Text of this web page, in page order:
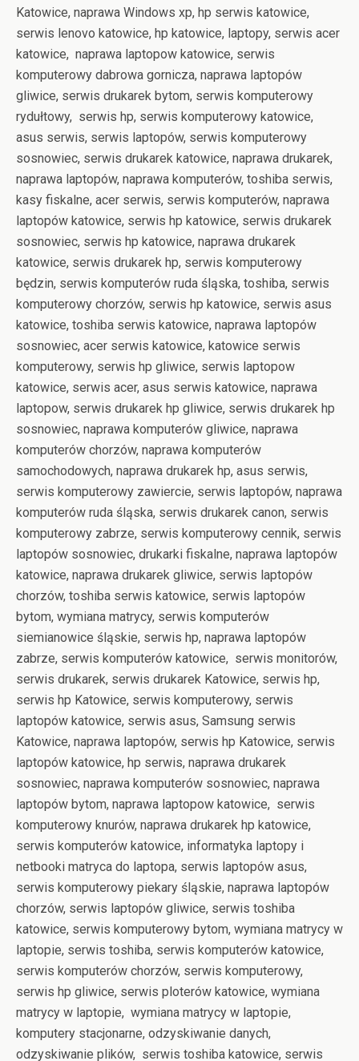
Katowice, naprawa Windows xp, hp serwis katowice,
serwis lenovo katowice, hp katowice, laptopy, serwis acer
katowice, naprawa laptopow katowice, serwis
komputerowy dabrowa gornicza, naprawa laptopów
gliwice, serwis drukarek bytom, serwis komputerowy
rydułtowy, serwis hp, serwis komputerowy katowice,
asus serwis, serwis laptopów, serwis komputerowy
sosnowiec, serwis drukarek katowice, naprawa drukarek,
naprawa laptopów, naprawa komputerów, toshiba serwis,
kasy fiskalne, acer serwis, serwis komputerów, naprawa
laptopów katowice, serwis hp katowice, serwis drukarek
sosnowiec, serwis hp katowice, naprawa drukarek
katowice, serwis drukarek hp, serwis komputerowy
będzin, serwis komputerów ruda śląska, toshiba, serwis
komputerowy chorzów, serwis hp katowice, serwis asus
katowice, toshiba serwis katowice, naprawa laptopów
sosnowiec, acer serwis katowice, katowice serwis
komputerowy, serwis hp gliwice, serwis laptopow
katowice, serwis acer, asus serwis katowice, naprawa
laptopow, serwis drukarek hp gliwice, serwis drukarek hp
sosnowiec, naprawa komputerów gliwice, naprawa
komputerów chorzów, naprawa komputerów
samochodowych, naprawa drukarek hp, asus serwis,
serwis komputerowy zawiercie, serwis laptopów, naprawa
komputerów ruda śląska, serwis drukarek canon, serwis
komputerowy zabrze, serwis komputerowy cennik, serwis
laptopów sosnowiec, drukarki fiskalne, naprawa laptopów
katowice, naprawa drukarek gliwice, serwis laptopów
chorzów, toshiba serwis katowice, serwis laptopów
bytom, wymiana matrycy, serwis komputerów
siemianowice śląskie, serwis hp, naprawa laptopów
zabrze, serwis komputerów katowice, serwis monitorów,
serwis drukarek, serwis drukarek Katowice, serwis hp,
serwis hp Katowice, serwis komputerowy, serwis
laptopów katowice, serwis asus, Samsung serwis
Katowice, naprawa laptopów, serwis hp Katowice, serwis
laptopów katowice, hp serwis, naprawa drukarek
sosnowiec, naprawa komputerów sosnowiec, naprawa
laptopów bytom, naprawa laptopow katowice, serwis
komputerowy knurów, naprawa drukarek hp katowice,
serwis komputerów katowice, informatyka laptopy i
netbooki matryca do laptopa, serwis laptopów asus,
serwis komputerowy piekary śląskie, naprawa laptopów
chorzów, serwis laptopów gliwice, serwis toshiba
katowice, serwis komputerowy bytom, wymiana matrycy w
laptopie, serwis toshiba, serwis komputerów katowice,
serwis komputerów chorzów, serwis komputerowy,
serwis hp gliwice, serwis ploterów katowice, wymiana
matrycy w laptopie, wymiana matrycy w laptopie,
komputery stacjonarne, odzyskiwanie danych,
odzyskiwanie plików, serwis toshiba katowice, serwis